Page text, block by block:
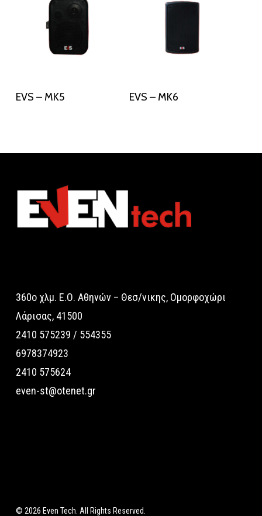
Διαβάστε Περισσότερα
EVS – MK5 Διαβάστε Περισσότερα
EVS – MK6
360o χλμ. Ε.Ο. Αθηνών – Θεσ/νικης, Ομορφοχώρι
Λάρισας, 41500
2410 575239 / 554355
6978374923
2410 575624
even-st@otenet.gr
© 2026 Even Tech. All Rights Reserved.